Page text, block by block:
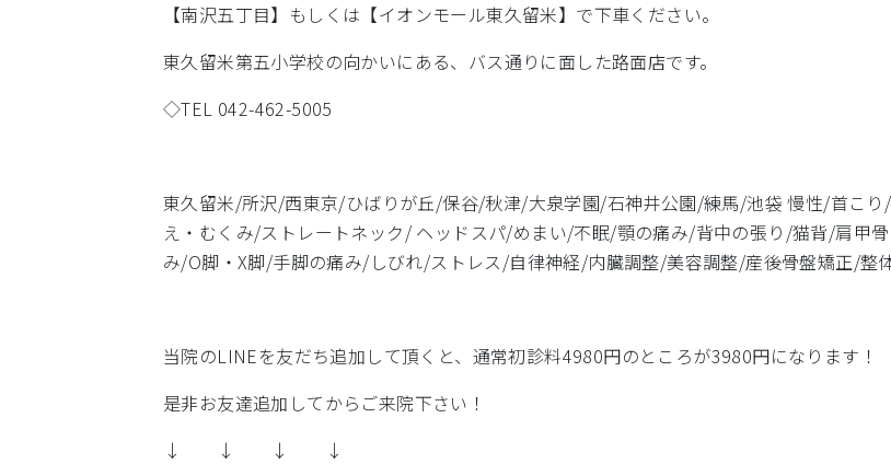
【南沢五丁目】もしくは【イオンモール東久留米】で下車ください。
東久留米第五小学校の向かいにある、バス通りに面した路面店です。
◇TEL 042-462-5005
東久留米/所沢/西東京/ひばりが丘/保谷/秋津/大泉学園/石神井公園/練馬/池袋 慢性/首こ
え・むくみ/ストレートネック/ ヘッドスパ/めまい/不眠/顎の痛み/背中の張り/猫背/肩甲
み/O脚・X脚/手脚の痛み/しびれ/ストレス/自律神経/内臓調整/美容調整/産後骨盤矯正/整
当院のLINEを友だち追加して頂くと、通常初診料4980円のところが3980円になります！
是非お友達追加してからご来院下さい！
↓ ↓ ↓ ↓